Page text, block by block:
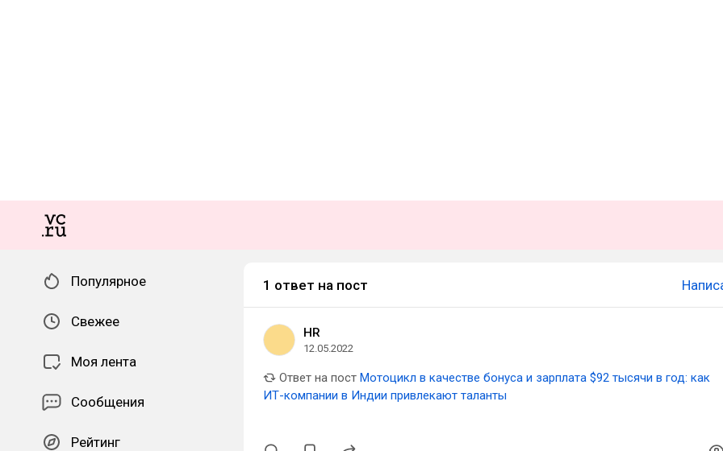
Популярное
Свежее
Моя лента
Сообщения
Рейтинг
1 ответ на пост
HR
12.05.2022
Ответ на пост Мотоцикл в качестве бонуса и зарплата $92 тысячи в год: как
ИТ-компании в Индии привлекают таланты